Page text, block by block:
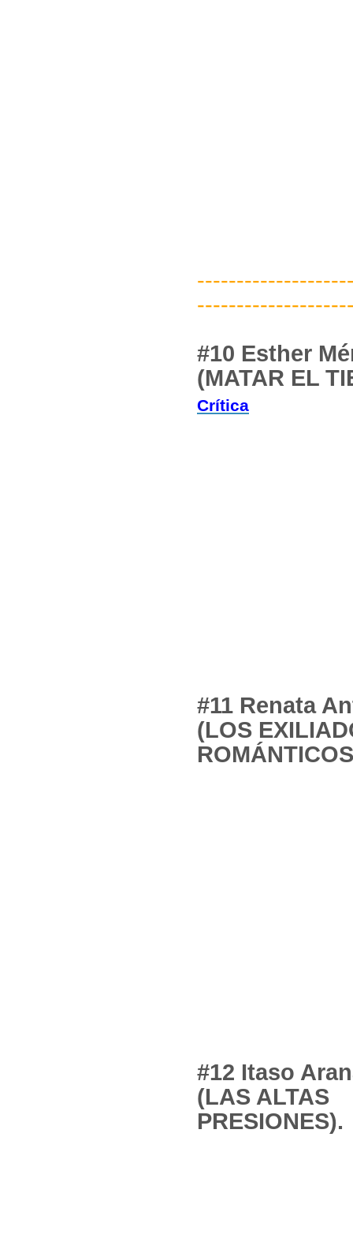
#10 Esther
(MATAR EL
Crítica
#11 Renata
(LOS
#12 Itaso
(LAS ALTAS
PRESIONES).